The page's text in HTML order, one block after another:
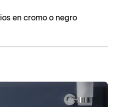
en cromo o negro